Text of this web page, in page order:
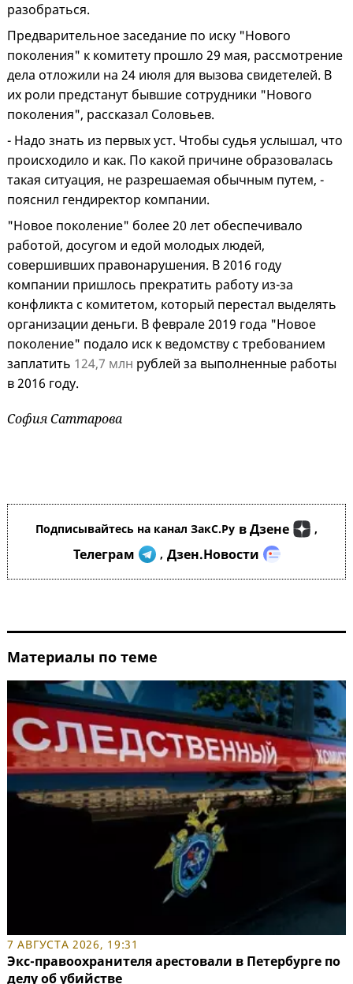
разобраться.
Предварительное заседание по иску "Нового
поколения" к комитету прошло 29 мая, рассмотрение
дела отложили на 24 июля для вызова свидетелей. В
их роли предстанут бывшие сотрудники "Нового
поколения", рассказал Соловьев.
- Надо знать из первых уст. Чтобы судья услышал, что
происходило и как. По какой причине образовалась
такая ситуация, не разрешаемая обычным путем, -
пояснил гендиректор компании.
"Новое поколение" более 20 лет обеспечивало
работой, досугом и едой молодых людей,
совершивших правонарушения. В 2016 году
компании пришлось прекратить работу из-за
конфликта с комитетом, который перестал выделять
организации деньги. В феврале 2019 года "Новое
поколение" подало иск к ведомству с требованием
заплатить 124,7 млн рублей за выполненные работы
в 2016 году.
София Саттарова
Подписывайтесь на канал ЗакС.Ру в Дзене ,
Телеграм , Дзен.Новости
Материалы по теме
7 АВГУСТА 2026, 19:31
Экс-правоохранителя арестовали в Петербурге по
делу об убийстве